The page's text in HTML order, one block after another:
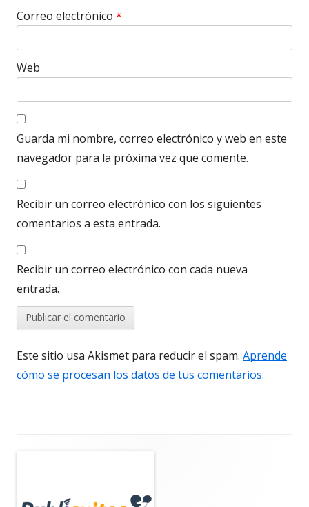
Correo electrónico *
Web
Guarda mi nombre, correo electrónico y web en este
navegador para la próxima vez que comente.
Recibir un correo electrónico con los siguientes
comentarios a esta entrada.
Recibir un correo electrónico con cada nueva
entrada.
Este sitio usa Akismet para reducir el spam. Aprende
cómo se procesan los datos de tus comentarios.
lateral